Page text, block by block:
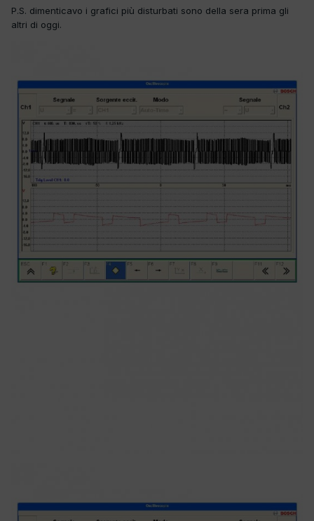
P.S. dimenticavo i grafici più disturbati sono della sera prima gli
altri di oggi.